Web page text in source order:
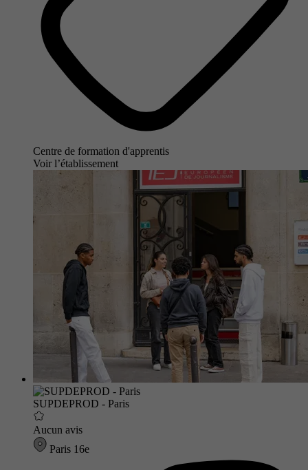
Centre de formation d'apprentis
Voir l’établissement
SUPDEPROD - Paris
Aucun avis
Paris 16e